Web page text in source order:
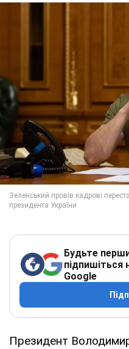
Будьте
підпишіться
Google
Президент